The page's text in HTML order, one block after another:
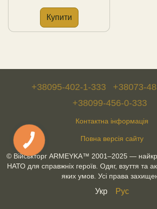
Купити
+38095-402-1-333
+38073-
+38099-456-0-333
Контактна інформація
Повна версія сайту
© Військторг ARMEYKA™ 2001–2025 —
НАТО для справжніх героїв. Одяг, взуття та
яких умов. Усі права
Укр Рус